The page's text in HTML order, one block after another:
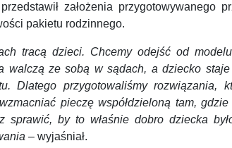
założenia przygotowywanego
pakietu rodzinnego.
tracą dzieci. Chcemy odejść od
walczą ze sobą w sądach, a dziecko
Dlatego przygotowaliśmy rozwiązania,
pieczę współdzieloną tam,
sprawić, by to właśnie dobro dziecka
– wyjaśniał.